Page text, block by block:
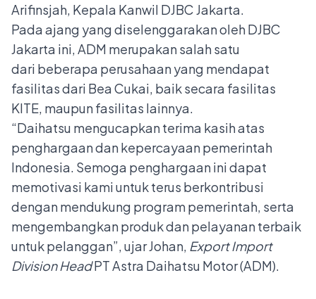
Arifinsjah, Kepala Kanwil DJBC Jakarta.
Pada ajang yang diselenggarakan oleh DJBC
Jakarta ini, ADM merupakan salah satu
dari beberapa perusahaan yang mendapat
fasilitas dari Bea Cukai, baik secara fasilitas
KITE, maupun fasilitas lainnya.
“Daihatsu mengucapkan terima kasih atas
penghargaan dan kepercayaan pemerintah
Indonesia. Semoga penghargaan ini dapat
memotivasi kami untuk terus berkontribusi
dengan mendukung program pemerintah, serta
mengembangkan produk dan pelayanan terbaik
untuk pelanggan”, ujar Johan, Export Import
Division HeadPT Astra Daihatsu Motor (ADM).